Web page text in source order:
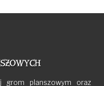
grom planszowym oraz